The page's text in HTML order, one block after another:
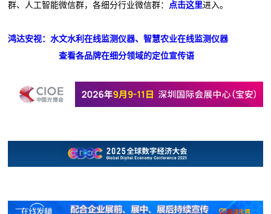
群、人工智能微信群，各细分行业微信群： 点击这里进入。
鸿达安视：水文水利在线监测仪器、智慧农业在线监测仪器
查看各品牌在细分领域的定位宣传语